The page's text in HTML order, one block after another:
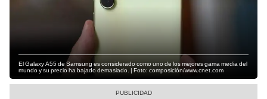
El Galaxy A55 de Samsung es considerado como uno de los mejores gama media del
mundo y su precio ha bajado demasiado. | Foto: composición/www.cnet.com